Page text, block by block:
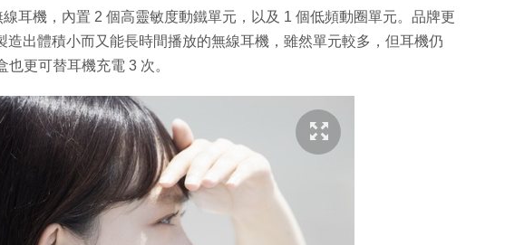
耳機，內置 2 個高靈敏度動鐵單元，以及 1 個低頻動圈單元。品牌更
造出體積小而又能長時間播放的無線耳機，雖然單元較多，但耳機仍
更可替耳機充電 3 次。